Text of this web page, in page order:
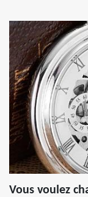
Vous voulez